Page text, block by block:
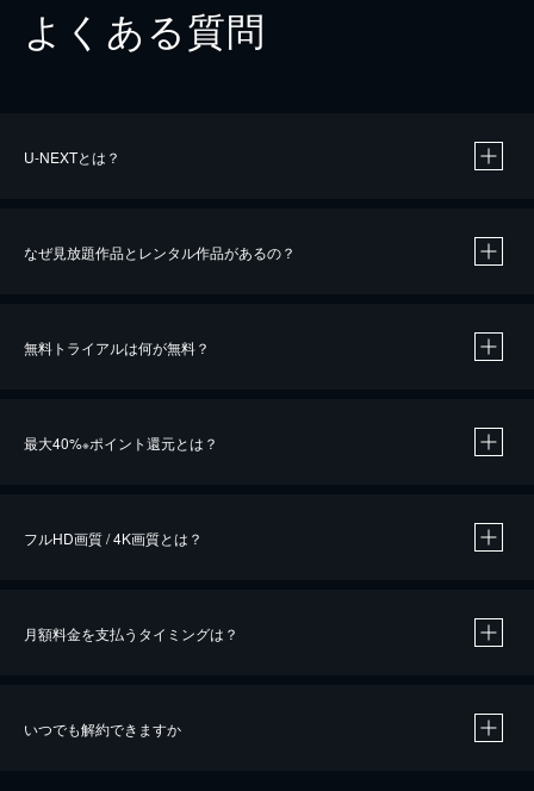
よくある質問
U-NEXTとは？
なぜ見放題作品とレンタル作品があるの？
無料トライアルは何が無料？
最大40%※ポイント還元とは？
※40％ポイント還元の対象は、クレジットカード決済による作品の購入 / レンタルです。
フルHD画質 / 4K画質とは？
月額料金を支払うタイミングは？
いつでも解約できますか